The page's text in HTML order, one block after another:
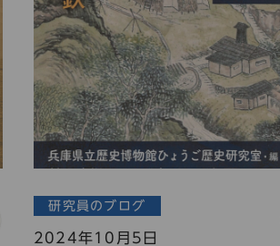
研究員のブログ
2024年10月5日